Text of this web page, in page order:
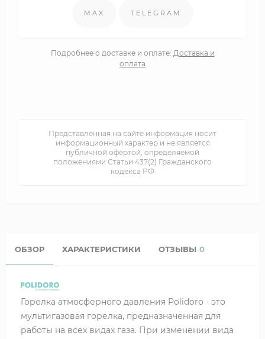
MAX TELEGRAM
Подробнее о доставке и оплате: Доставка и
оплата
Представленная на сайте информация носит
информационный характер и не является
публичной офертой, определяемой
положениями Статьи 437(2) Гражданского
кодекса РФ
ОБЗОР ХАРАКТЕРИСТИКИ ОТЗЫВЫ 0
Горелка атмосферного давления Polidoro - это
мультигазовая горелка, предназначенная для
работы на всех видах газа. При изменении вида